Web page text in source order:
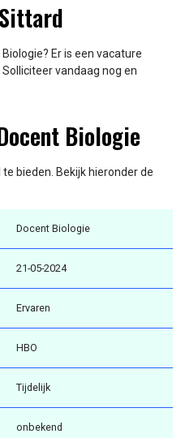
Er is een vacature
vandaag nog en
Biologie
bieden. Bekijk hieronder de
Docent Biologie
21-05-2024
Ervaren
HBO
Tijdelijk
onbekend